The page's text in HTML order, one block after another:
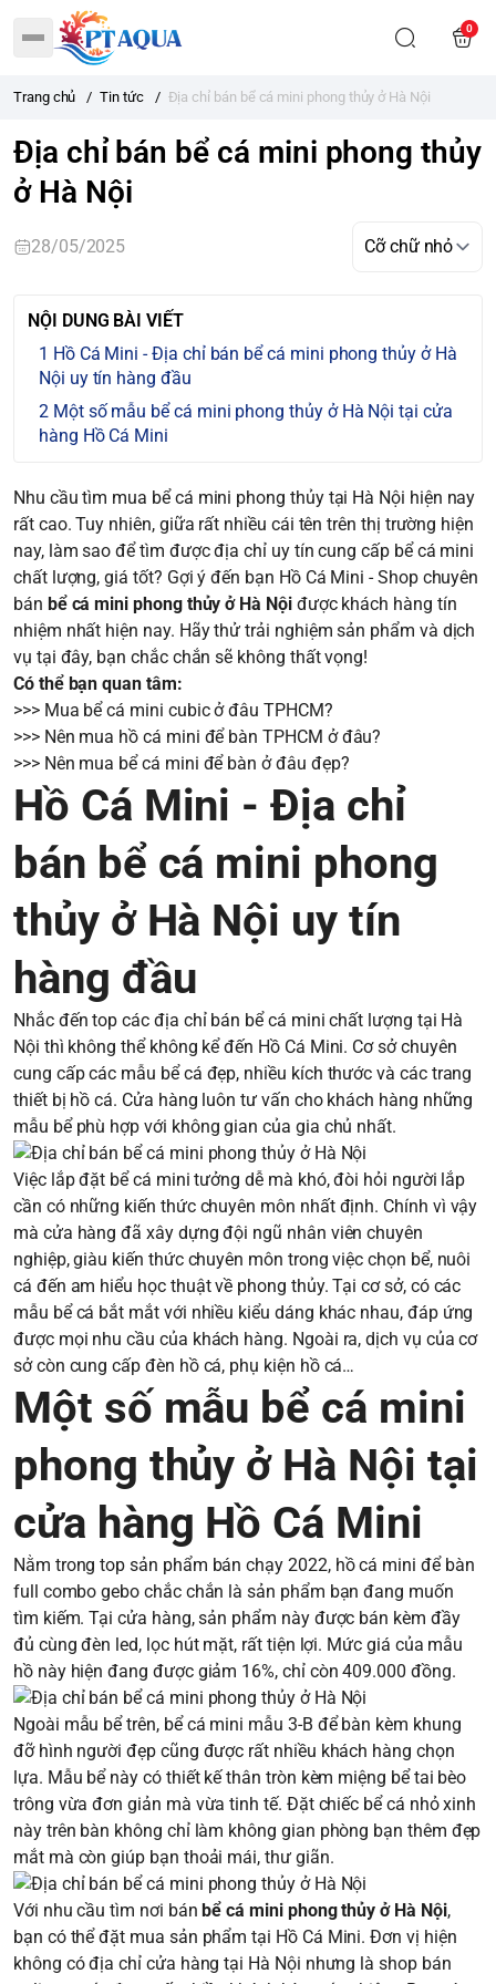
0
Trang chủ / Tin tức / Địa chỉ bán bể cá mini phong thủy ở Hà Nội
Địa chỉ bán bể cá mini phong thủy
ở Hà Nội
28/05/2025
NỘI DUNG BÀI VIẾT
Hồ Cá Mini - Địa chỉ bán bể cá mini phong thủy ở Hà
Nội uy tín hàng đầu
Một số mẫu bể cá mini phong thủy ở Hà Nội tại cửa
hàng Hồ Cá Mini
Nhu cầu tìm mua bể cá mini phong thủy tại Hà Nội hiện nay
rất cao. Tuy nhiên, giữa rất nhiều cái tên trên thị trường hiện
nay, làm sao để tìm được địa chỉ uy tín cung cấp bể cá mini
chất lượng, giá tốt? Gợi ý đến bạn Hồ Cá Mini - Shop chuyên
bán bể cá mini phong thủy ở Hà Nội được khách hàng tín
nhiệm nhất hiện nay. Hãy thử trải nghiệm sản phẩm và dịch
vụ tại đây, bạn chắc chắn sẽ không thất vọng!
Có thể bạn quan tâm:
>>> Mua bể cá mini cubic ở đâu TPHCM?
>>> Nên mua hồ cá mini để bàn TPHCM ở đâu?
>>> Nên mua bể cá mini để bàn ở đâu đẹp?
Hồ Cá Mini - Địa chỉ
bán bể cá mini phong
thủy ở Hà Nội uy tín
hàng đầu
Nhắc đến top các địa chỉ bán bể cá mini chất lượng tại Hà
Nội thì không thể không kể đến Hồ Cá Mini. Cơ sở chuyên
cung cấp các mẫu bể cá đẹp, nhiều kích thước và các trang
thiết bị hồ cá. Cửa hàng luôn tư vấn cho khách hàng những
mẫu bể phù hợp với không gian của gia chủ nhất.
Việc lắp đặt bể cá mini tưởng dễ mà khó, đòi hỏi người lắp
cần có những kiến thức chuyên môn nhất định. Chính vì vậy
mà cửa hàng đã xây dựng đội ngũ nhân viên chuyên
nghiệp, giàu kiến thức chuyên môn trong việc chọn bể, nuôi
cá đến am hiểu học thuật về phong thủy. Tại cơ sở, có các
mẫu bể cá bắt mắt với nhiều kiểu dáng khác nhau, đáp ứng
được mọi nhu cầu của khách hàng. Ngoài ra, dịch vụ của cơ
sở còn cung cấp đèn hồ cá, phụ kiện hồ cá…
Một số mẫu bể cá mini
phong thủy ở Hà Nội tại
cửa hàng Hồ Cá Mini
Nằm trong top sản phẩm bán chạy 2022, hồ cá mini để bàn
full combo gebo chắc chắn là sản phẩm bạn đang muốn
tìm kiếm. Tại cửa hàng, sản phẩm này được bán kèm đầy
đủ cùng đèn led, lọc hút mặt, rất tiện lợi. Mức giá của mẫu
hồ này hiện đang được giảm 16%, chỉ còn 409.000 đồng.
Ngoài mẫu bể trên, bể cá mini mẫu 3-B để bàn kèm khung
đỡ hình người đẹp cũng được rất nhiều khách hàng chọn
lựa. Mẫu bể này có thiết kế thân tròn kèm miệng bể tai bèo
trông vừa đơn giản mà vừa tinh tế. Đặt chiếc bể cá nhỏ xinh
này trên bàn không chỉ làm không gian phòng bạn thêm đẹp
mắt mà còn giúp bạn thoải mái, thư giãn.
Với nhu cầu tìm nơi bánbể cá mini phong thủy ở Hà Nội,
bạn có thể đặt mua sản phẩm tại Hồ Cá Mini. Đơn vị hiện
không có địa chỉ cửa hàng tại Hà Nội nhưng là shop bán